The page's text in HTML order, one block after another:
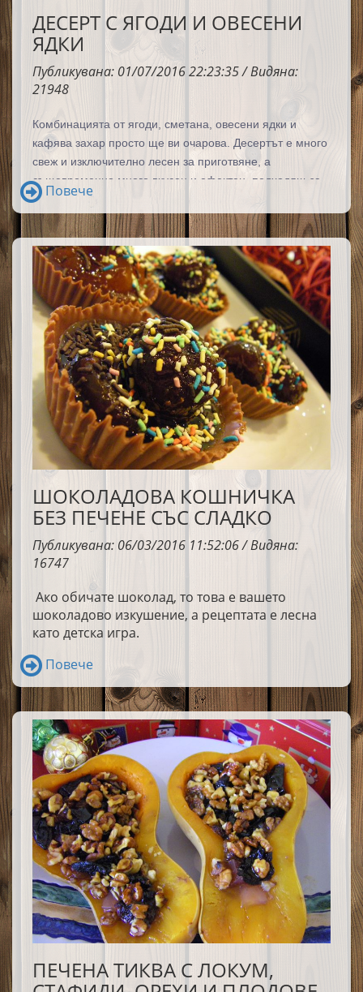
ДЕСЕРТ С ЯГОДИ И ОВЕСЕНИ
ЯДКИ
Публикувана: 01/07/2016 22:23:35 / Видяна:
21948
Комбинацията от ягоди, сметана, овесени ядки и
кафява захар просто ще ви очарова. Десертът е много
свеж и изключително лесен за приготвяне, а
същевременно много вкусен и ефектен, подходящ за
моментите, в които трябва да спретнем нещо сладко
на бързо.
Повече
ШОКОЛАДОВА КОШНИЧКА
БЕЗ ПЕЧЕНЕ СЪС СЛАДКО
Публикувана: 06/03/2016 11:52:06 / Видяна:
16747
Ако обичате шоколад, то това е вашето
шоколадово изкушение, а рецептата е лесна
като детска игра.
Повече
ПЕЧЕНА ТИКВА С ЛОКУМ,